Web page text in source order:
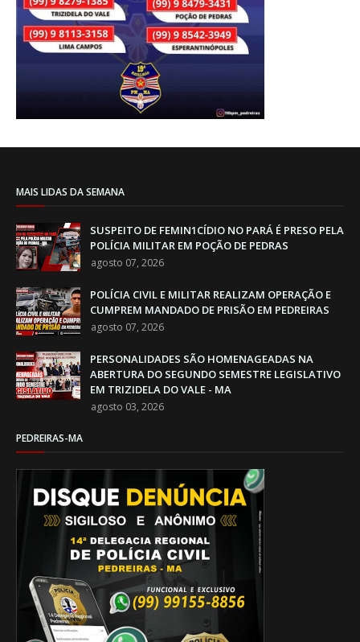
MAIS LIDAS DA SEMANA
SUSPEITO DE FEMIN1CÍDIO NO PARÁ É PRESO PELA
POLÍCIA MILITAR EM POÇÃO DE PEDRAS
agosto 07, 2026
POLÍCIA CIVIL E MILITAR REALIZAM OPERAÇÃO E
CUMPREM MANDADO DE PRISÃO EM PEDREIRAS
agosto 07, 2026
PERSONALIDADES SÃO HOMENAGEADAS NA
ABERTURA DO SEGUNDO SEMESTRE LEGISLATIVO
EM TRIZIDELA DO VALE - MA
agosto 03, 2026
PEDREIRAS-MA